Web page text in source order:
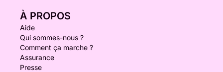
À PROPOS
Aide
Qui sommes-nous ?
Comment ça marche ?
Assurance
Presse